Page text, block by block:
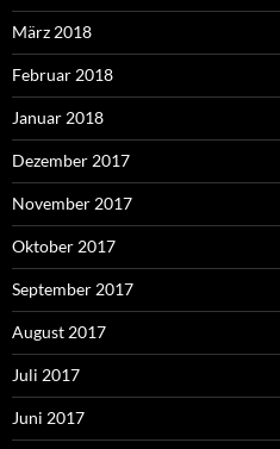
März 2018
Februar 2018
Januar 2018
Dezember 2017
November 2017
Oktober 2017
September 2017
August 2017
Juli 2017
Juni 2017